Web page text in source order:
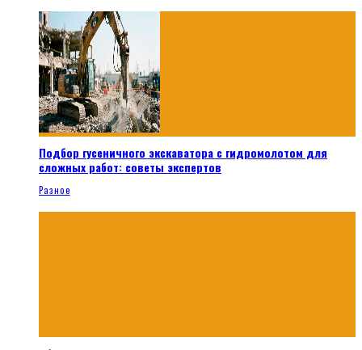
Подбор гусеничного экскаватора с гидромолотом для
сложных работ: советы экспертов
Разное